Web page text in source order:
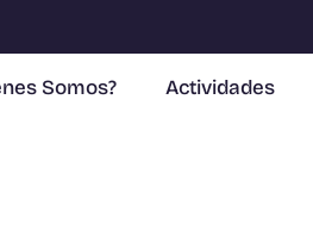
Somos? Actividades